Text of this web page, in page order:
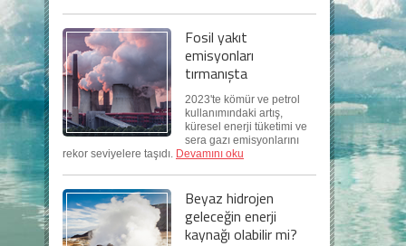
Fosil yakıt
emisyonları
tırmanışta
2023'te kömür ve petrol
kullanımındaki artış,
küresel enerji tüketimi ve
sera gazı emisyonlarını
rekor seviyelere taşıdı. Devamını oku
Beyaz hidrojen
geleceğin enerji
kaynağı olabilir mi?